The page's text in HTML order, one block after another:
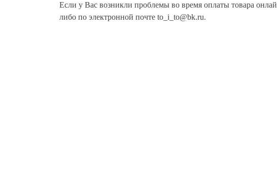
Если у Вас возникли проблемы во время оплаты товара
либо по электронной почте to_i_to@bk.ru.